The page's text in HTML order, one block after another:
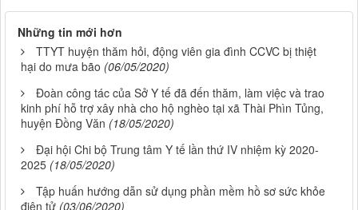
Những tin mới hơn
TTYT huyện thăm hỏi, động viên gia đình CCVC bị thiệt
hại do mưa bão (06/05/2020)
Đoàn công tác của Sở Y tế đã đến thăm, làm việc và trao
kinh phí hỗ trợ xây nhà cho hộ nghèo tại xã Thài Phìn Tủng,
huyện Đồng Văn (18/05/2020)
Đại hội Chi bộ Trung tâm Y tế lần thứ IV nhiệm kỳ 2020-
2025 (18/05/2020)
Tập huấn hướng dẫn sử dụng phần mềm hồ sơ sức khỏe
điện tử (03/06/2020)